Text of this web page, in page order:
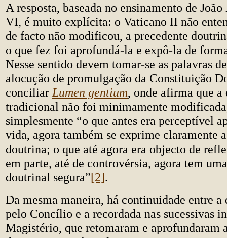
A resposta, baseada no ensinamento de
VI, é muito explícita: o Vaticano II não
de facto não modificou, a precedente
o que fez foi aprofundá-la e expô-la de
Nesse sentido devem tomar-se as palavras
alocução de promulgação da Constituição
conciliar Lumen gentium, onde afirma que a
tradicional não foi minimamente
simplesmente “o que antes era perceptível
vida, agora também se exprime claramente
doutrina; o que até agora era objecto de
em parte, até de controvérsia, agora tem
doutrinal segura”[2].
Da mesma maneira, há continuidade entre a
pelo Concílio e a recordada nas sucessivas
Magistério, que retomaram e aprofundaram